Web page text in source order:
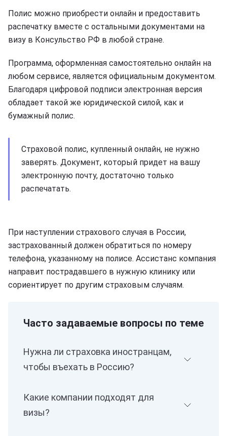
Полис можно приобрести онлайн и предоставить
распечатку вместе с остальными документами на
визу в Консульство РФ в любой стране.
Программа, оформленная самостоятельно онлайн на
любом сервисе, является официальным документом.
Благодаря цифровой подписи электронная версия
обладает такой же юридической силой, как и
бумажный полис.
Страховой полис, купленный онлайн, не нужно
заверять. Документ, который придет на вашу
электронную почту, достаточно только
распечатать.
При наступлении страхового случая в России,
застрахованный должен обратиться по номеру
телефона, указанному на полисе. Ассистанс компания
направит пострадавшего в нужную клинику или
сориентирует по другим страховым случаям.
Часто задаваемые вопросы по теме
Нужна ли страховка иностранцам,
чтобы въехать в Россию?
Какие компании подходят для
визы?